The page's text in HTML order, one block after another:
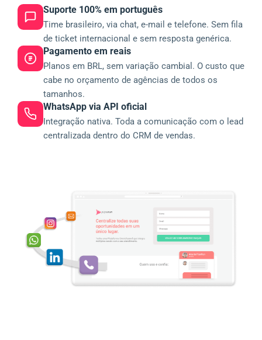
Suporte 100% em português
Time brasileiro, via chat, e-mail e telefone. Sem fila
de ticket internacional e sem resposta genérica.
Pagamento em reais
Planos em BRL, sem variação cambial. O custo que
cabe no orçamento de agências de todos os
tamanhos.
WhatsApp via API oficial
Integração nativa. Toda a comunicação com o lead
centralizada dentro do CRM de vendas.